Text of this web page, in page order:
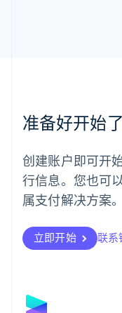
准备好开始了
创建账户即可开
行信息。您也可
属支付解决方案。
立即开始 联系
挪威
葡萄牙
Português English
日本
日本語English
瑞典
瑞士
DeutschFrançais
English